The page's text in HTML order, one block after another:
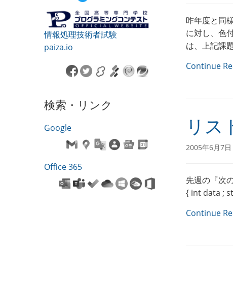
情報処理技術者試験
paiza.io
検索・リンク
Google
Office 365
昨年度と同
に対し、色
は、上記課
Continue
リス
2005年6月7日
先週の『次
{ int data ;
Continue